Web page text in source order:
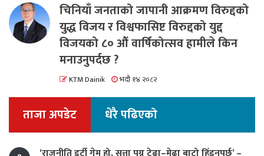
चिनियाँ जनताको जापानी आक्रमण विरुद्दको
युद्ध विजय र विश्वफासिष्ट विरुद्दको युद्द
विजयको ८० औं वार्षिकोत्सव हामीले किन
मनाउनुपर्दछ ?
KTM Dainik भदौ १४ २०८२
ताजा अपडेट धेरै पढिएको